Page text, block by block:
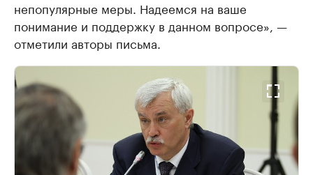
непопулярные меры. Надеемся на ваше
понимание и поддержку в данном вопросе», —
отметили авторы письма.